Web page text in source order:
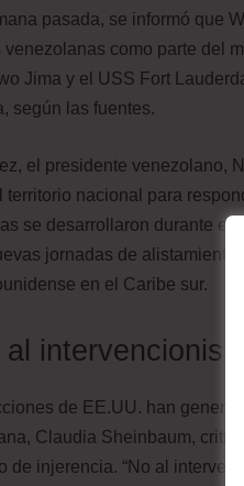
pasada, se informó que
venezolanas como parte del
Jima y el USS Fort
según las fuentes.
el presidente venezolano,
territorio nacional para
se desarrollaron durante el
jornadas de alistamiento
en el Caribe sur.
al
de EE.UU. han
Claudia Sheinbaum,
de injerencia. “No al